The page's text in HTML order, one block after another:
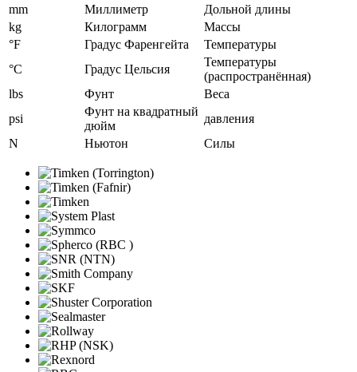
mm
Миллиметр
Дольной длины
kg
Килограмм
Массы
°F
Градус Фаренгейта
Температуры
°C
Градус Цельсия
Температуры
(распространённая)
lbs
Фунт
Веса
psi
Фунт на квадратный
дюйм
давления
N
Ньютон Силы